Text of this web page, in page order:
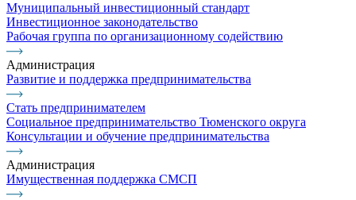
Муниципальный инвестиционный стандарт
Инвестиционное законодательство
Рабочая группа по организационному содействию
Администрация
Развитие и поддержка предпринимательства
Стать предпринимателем
Социальное предпринимательство Тюменского округа
Консультации и обучение предпринимательства
Администрация
Имущественная поддержка СМСП